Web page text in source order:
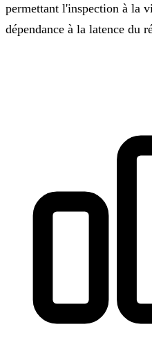
permettant l'inspection à la
dépendance à la latence du